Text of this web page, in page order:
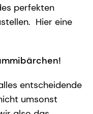
perfekten
Hier eine
entscheidende
umsonst